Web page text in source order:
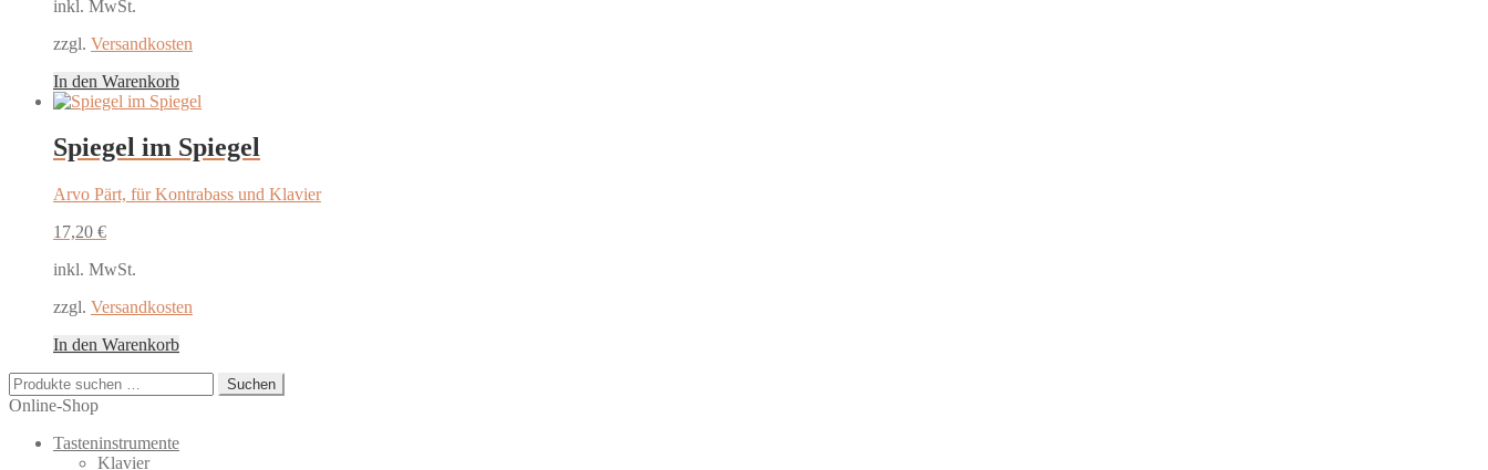
inkl. MwSt.
zzgl. Versandkosten
In den Warenkorb
Spiegel im Spiegel
Arvo Pärt, für Kontrabass und Klavier
17,20 €
inkl. MwSt.
zzgl. Versandkosten
In den Warenkorb
Suchen
nach:
Suchen
Online-Shop
Tasteninstrumente
Klavier